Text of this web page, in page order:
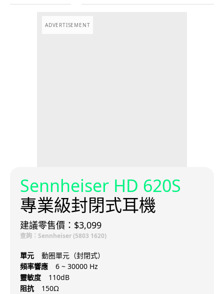
ADVERTISEMENT
Sennheiser HD 620S
專業級封閉式耳機
建議零售價：$3,099
查詢：Sennheiser (5803 1620)
單元
動圈單元（封閉式）
頻率響應
6 ~ 30000 Hz
靈敏度
110dB
阻抗
150Ω